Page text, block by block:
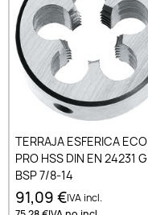
TERRAJA ESFERICA ECO
PRO HSS DIN EN 24231 G
BSP 7/8-14
91,09 €IVA incl.